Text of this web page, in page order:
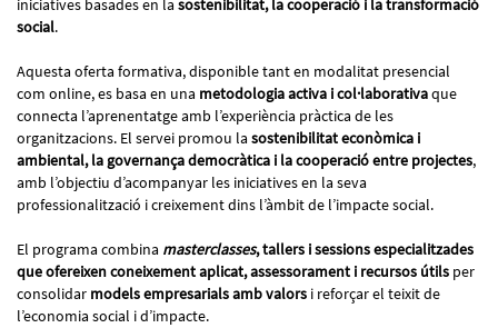
iniciatives basades en la sostenibilitat, la cooperació i la transformació
social.
Aquesta oferta formativa, disponible tant en modalitat presencial
com online, es basa en una metodologia activa i col·laborativaque
connecta l’aprenentatge amb l’experiència pràctica de les
organitzacions. El servei promou la sostenibilitat econòmica i
ambiental, la governança democràtica i la cooperació entre projectes,
amb l’objectiu d’acompanyar les iniciatives en la seva
professionalització i creixement dins l’àmbit de l’impacte social.
El programa combina masterclasses, tallers i sessions especialitzades
que ofereixen coneixement aplicat, assessorament i recursos útils per
consolidar models empresarials amb valors i reforçar el teixit de
l’economia social i d’impacte.